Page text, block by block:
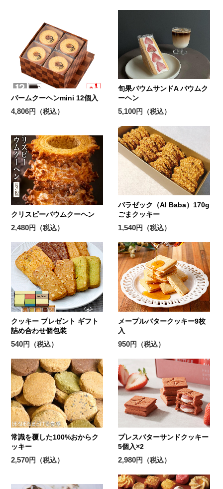
バームクーヘンmini 12個入
4,806円（税込）
旬果バウムサンドA バウムク
ーヘン
5,100円（税込）
クリスピーバウムクーヘン
2,480円（税込）
バラゼック（Al Baba）170g
ごまクッキー
1,540円（税込）
クッキー プレゼント ギフト
詰め合わせ個包装
540円（税込）
メープルバタークッキー9枚
入
950円（税込）
常識を覆した100%おからク
ッキー
2,570円（税込）
プレスバターサンドクッキー
5個入×2
2,980円（税込）